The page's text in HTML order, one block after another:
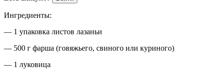
Ингредиенты:
— 1 упаковка листов лазаньи
— 500 г фарша (говяжьего, свиного или куриного)
— 1 луковица